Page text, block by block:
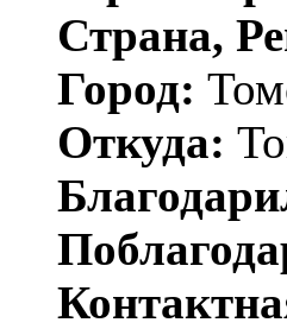
Страна,
Город:
Откуда: